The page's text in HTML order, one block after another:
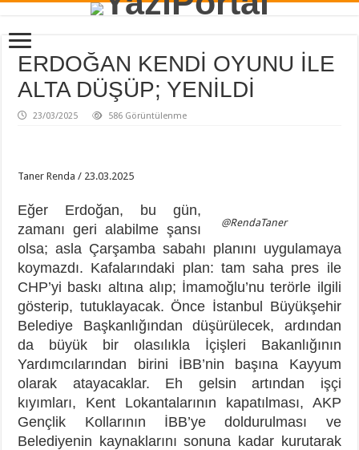
ERDOĞAN KENDİ OYUNU İLE
ALTA DÜŞÜP; YENİLDİ
23/03/2025 586 Görüntülenme
Taner Renda / 23.03.2025
@RendaTaner
Eğer Erdoğan, bu gün,
zamanı geri alabilme şansı
olsa; asla Çarşamba sabahı planını uygulamaya
koymazdı. Kafalarındaki plan: tam saha pres ile
CHP’yi baskı altına alıp; İmamoğlu’nu terörle ilgili
gösterip, tutuklayacak. Önce İstanbul Büyükşehir
Belediye Başkanlığından düşürülecek, ardından
da büyük bir olasılıkla İçişleri Bakanlığının
Yardımcılarından birini İBB’nin başına Kayyum
olarak atayacaklar. Eh gelsin artından işçi
kıyımları, Kent Lokantalarının kapatılması, AKP
Gençlik Kollarının İBB’ye doldurulması ve
Belediyenin kaynaklarını sonuna kadar kurutarak